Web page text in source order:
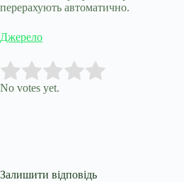
перерахують автоматично.
Джерело
Rate this item:
No votes yet.
Залишити відповідь